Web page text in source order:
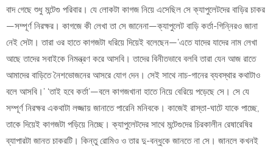
বাদ গেছে শুধু মন্টেগু পরিবার। যে লোকটা কাগজ নিয়ে এসেছিল সে ক্যাপুলেটদের বাড়ির চাকর
—সম্পূর্ণ নিরক্ষর। কাগজে কী লেখা তা সে জানেনা—ক্যাপুলেট বাড়ি কর্তা-গিন্নিরও জানা
নেই সেটা। তারা ওর হাতে কাগজটা ধরিয়ে দিয়েই বলেছেন—’এতে যাদের যাদের নাম লেখা
আছে তাদের সবাইকে নিমন্ত্রণ করে আসবি। তাদের বিনীতভাবে বলবি তারা যেন আজ রাতে
আমাদের বাড়িতে নৈশভোজনের আসরে যোগ দেন। সেই সাথে নাচ-গানের ব্যবস্থার কথাটাও
বলে আসবি।’ ‘তাই হবে কর্তা’—বলে কাগজখানা হাতে নিয়ে বেরিয়ে পড়েছে সে। সে যে
সম্পূর্ণ নিরক্ষর একথাটা লজ্জায় জানাতে পারেনি মনিবকে। কাজেই রাস্তা-ঘাটে যাকে পাচ্ছে,
তাকে দিয়েই কাগজটা পড়িয়ে নিচ্ছে। ক্যাপুলেটদের সাথে মন্টেগুদের চিরকালীন রেষারেষির
ব্যাপারটা জানত চাকরটি। কিন্তু রোমিও ও তার দু-বন্ধুকে জানতে না সে। জানলে কখনই